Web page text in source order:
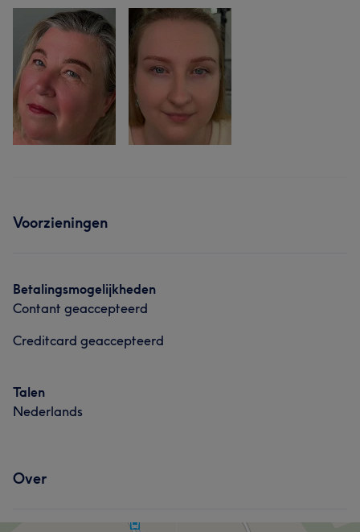
Voorzieningen
Betalingsmogelijkheden
Contant geaccepteerd
Creditcard geaccepteerd
Talen
Nederlands
Over